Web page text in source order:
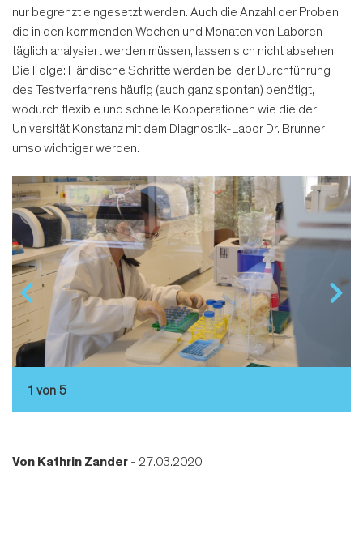
nur begrenzt eingesetzt werden. Auch die Anzahl der Proben,
die in den kommenden Wochen und Monaten von Laboren
täglich analysiert werden müssen, lassen sich nicht absehen.
Die Folge: Händische Schritte werden bei der Durchführung
des Testverfahrens häufig (auch ganz spontan) benötigt,
wodurch flexible und schnelle Kooperationen wie die der
Universität Konstanz mit dem Diagnostik-Labor Dr. Brunner
umso wichtiger werden.
1 von 5
Von Kathrin Zander - 27.03.2020